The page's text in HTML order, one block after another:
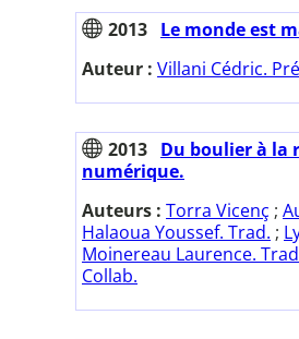
2013 Le monde est
Auteur : Villani Cédric.
2013 Du boulier à la
numérique.
Auteurs : Torra Vicenç ;
Halaoua Youssef. Trad. ;
Moinereau Laurence.
Collab.